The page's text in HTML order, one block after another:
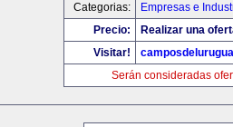
Categorias:
Empresas e
Precio:
Realizar una
Visitar!
Serán consideradas